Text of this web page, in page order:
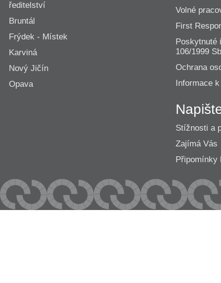
ředitelství
Bruntál
Frýdek - Místek
Karviná
Nový Jičín
Opava
Volné
First
Poskytnuté
106/1999
Ochrana
Informace
Stížnosti a
Zajímá Vás
Připomínky